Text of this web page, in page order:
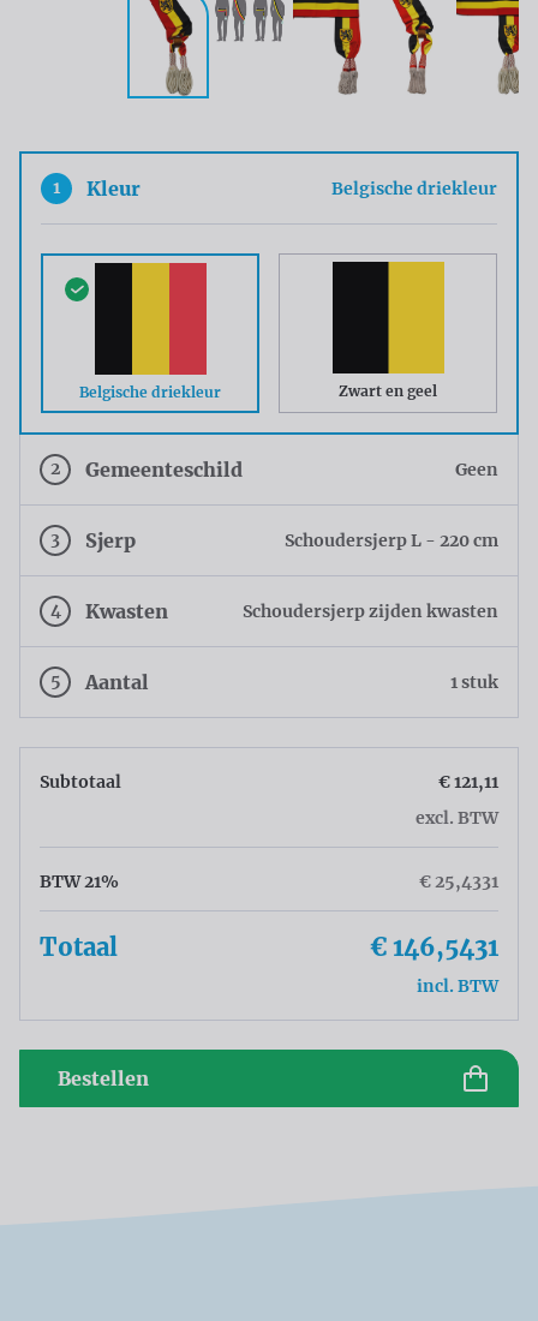
1 Kleur Belgische driekleur
Belgische driekleur Zwart en geel
2 Gemeenteschild Geen
3 Sjerp Schoudersjerp L - 220 cm
4 Kwasten Schoudersjerp zijden kwasten
5 Aantal 1 stuk
Subtotaal
€ 121,11
excl. BTW
BTW 21% € 25,4331
Totaal € 146,5431
incl. BTW
Bestellen